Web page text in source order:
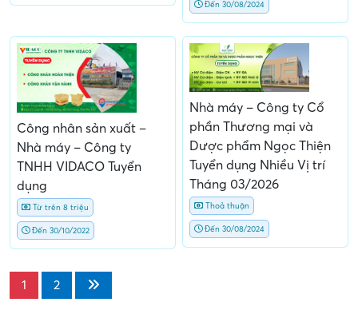
Đến 30/08/2024
Công nhân sản xuất –
Nhà máy – Công ty
TNHH VIDACO Tuyển
dụng
Từ trên 8 triệu
Đến 30/10/2022
Nhà máy – Công ty Cổ
phần Thương mại và
Dược phẩm Ngọc Thiện
Tuyển dụng Nhiều Vị trí
Tháng 03/2026
Thoả thuận
Đến 30/08/2024
1 2